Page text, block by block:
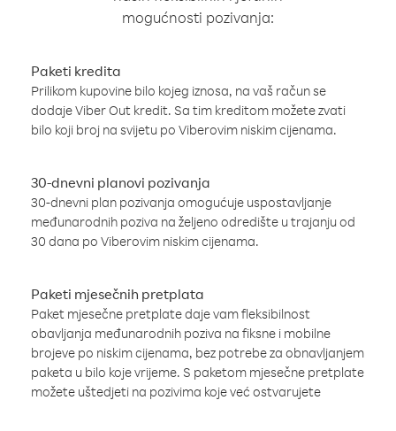
mogućnosti pozivanja:
Paketi kredita
Prilikom kupovine bilo kojeg iznosa, na vaš račun se
dodaje Viber Out kredit. Sa tim kreditom možete zvati
bilo koji broj na svijetu po Viberovim niskim cijenama.
30-dnevni planovi pozivanja
30-dnevni plan pozivanja omogućuje uspostavljanje
međunarodnih poziva na željeno odredište u trajanju od
30 dana po Viberovim niskim cijenama.
Paketi mjesečnih pretplata
Paket mjesečne pretplate daje vam fleksibilnost
obavljanja međunarodnih poziva na fiksne i mobilne
brojeve po niskim cijenama, bez potrebe za obnavljanjem
paketa u bilo koje vrijeme. S paketom mjesečne pretplate
možete uštedjeti na pozivima koje već ostvarujete